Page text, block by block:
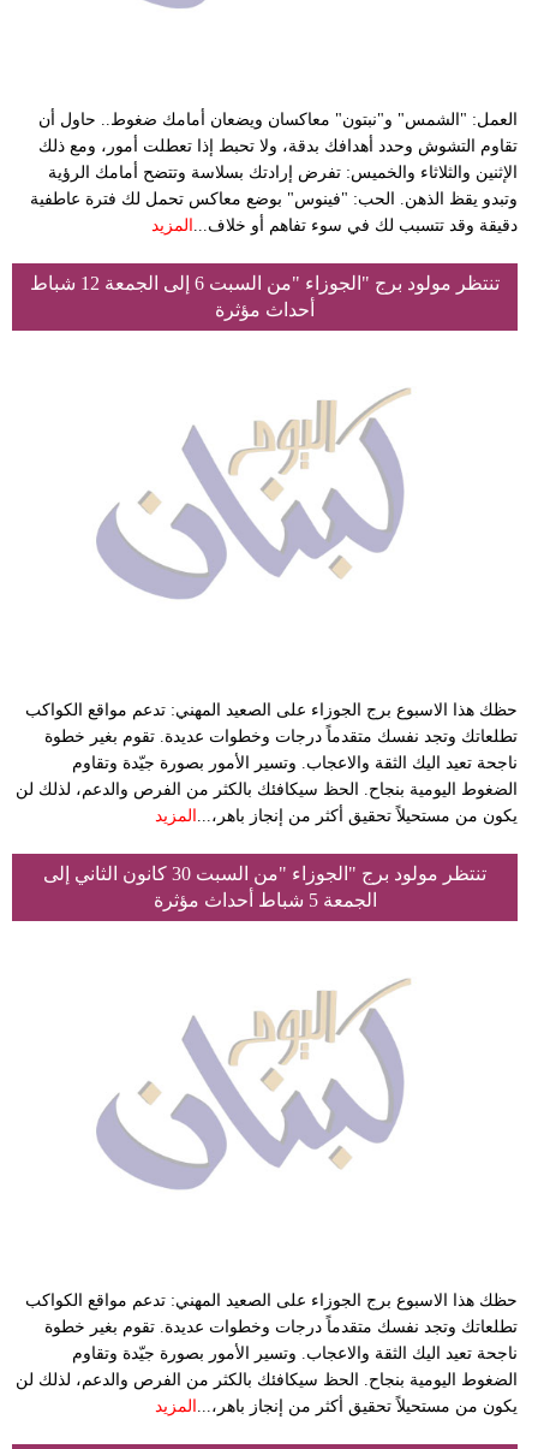
العمل: "الشمس" و"نبتون" معاكسان ويضعان أمامك ضغوط.. حاول أن
تقاوم التشوش وحدد أهدافك بدقة، ولا تحبط إذا تعطلت أمور، ومع ذلك
الإثنين والثلاثاء والخميس: تفرض إرادتك بسلاسة وتتضح أمامك الرؤية
وتبدو يقظ الذهن. الحب: "فينوس" بوضع معاكس تحمل لك فترة عاطفية
دقيقة وقد تتسبب لك في سوء تفاهم أو خلاف... المزيد
تنتظر مولود برج "الجوزاء "من السبت 6 إلى الجمعة 12 شباط
أحداث مؤثرة
حظك هذا الاسبوع برج الجوزاء على الصعيد المهني: تدعم مواقع الكواكب
تطلعاتك وتجد نفسك متقدماً درجات وخطوات عديدة. تقوم بغير خطوة
ناجحة تعيد اليك الثقة والاعجاب. وتسير الأمور بصورة جيّدة وتقاوم
الضغوط اليومية بنجاح. الحظ سيكافئك بالكثر من الفرص والدعم، لذلك لن
يكون من مستحيلاً تحقيق أكثر من إنجاز باهر،...
المزيد
تنتظر مولود برج "الجوزاء "من السبت 30 كانون الثاني إلى
الجمعة 5 شباط أحداث مؤثرة
حظك هذا الاسبوع برج الجوزاء على الصعيد المهني: تدعم مواقع الكواكب
تطلعاتك وتجد نفسك متقدماً درجات وخطوات عديدة. تقوم بغير خطوة
ناجحة تعيد اليك الثقة والاعجاب. وتسير الأمور بصورة جيّدة وتقاوم
الضغوط اليومية بنجاح. الحظ سيكافئك بالكثر من الفرص والدعم، لذلك لن
يكون من مستحيلاً تحقيق أكثر من إنجاز باهر،... المزيد